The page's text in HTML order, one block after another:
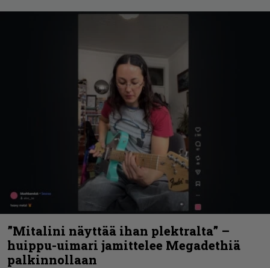
”Mitalini näyttää ihan plektralta” –
huippu-uimari jamittelee Megadethiä
palkinnollaan